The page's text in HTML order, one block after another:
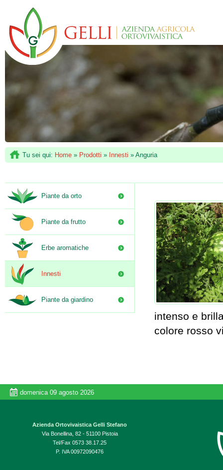
Tu sei qui: Home » Prodotti » Innesti » Anguria
intenso e
colore rosso
Piante da orto
Piante da frutto
Erbe aromatiche
Innesti
Piante da giardino
domenica 09 agosto 2026
Azienda Ortovivaistica Gelli Stefano
Via Bonellina, 82 - 51100 Pistoia
Tel/Fax 0573 38.17.25
P. IVA 00972090476